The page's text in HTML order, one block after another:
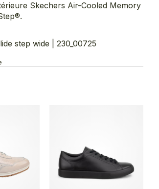
Skechers Air-Cooled Memory
step wide | 230_00725